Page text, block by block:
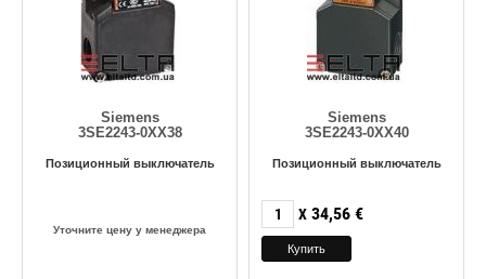
Siemens
3SE2243-0XX38
Позиционный выключатель
Уточните цену у менеджера
Siemens
3SE2243-0XX40
Позиционный выключатель
X 34,56 €